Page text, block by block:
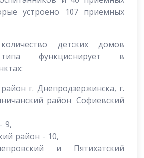
устроено 107 приемных
детских домов
функционирует в
г. Днепродзержинска, г.
район, Софиевский
9,
район - 10,
и Пятихатский